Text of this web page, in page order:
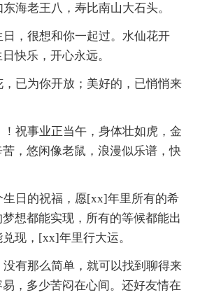
海老王八，寿比南山大石头。
日，很想和你一起过。水仙花开
快乐，开心永远。
，已为你开放；美好的，已悄悄来
祝事业正当午，身体壮如虎，金
，悠闲像老鼠，浪漫似乐谱，快
生日的祝福，愿[xx]年里所有的希
想都能实现，所有的等候都能出
现，[xx]年里行大运。
没有那么简单，就可以找到聊得来
，多少苦闷在心间。还好友情在